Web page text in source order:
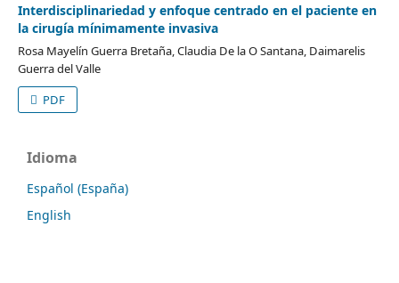
Interdisciplinariedad y enfoque centrado en el paciente en
la cirugía mínimamente invasiva
Rosa Mayelín Guerra Bretaña, Claudia De la O Santana, Daimarelis
Guerra del Valle
PDF
Idioma
Español (España)
English